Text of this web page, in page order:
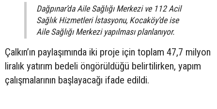
Dağpınar’da Aile Sağlığı Merkezi ve 112 Acil
Sağlık Hizmetleri İstasyonu, Kocaköy’de ise
Aile Sağlığı Merkezi yapılması planlanıyor.
Çalkın’ın paylaşımında iki proje için toplam 47,7 milyon
liralık yatırım bedeli öngörüldüğü belirtilirken, yapım
çalışmalarının başlayacağı ifade edildi.